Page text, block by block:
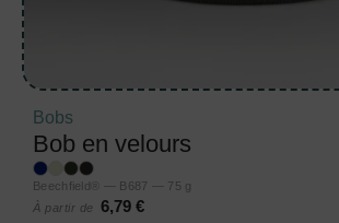
Bobs
Bob en velours
Beechfield® — B687 — 75 g
À partir de
6,79 €